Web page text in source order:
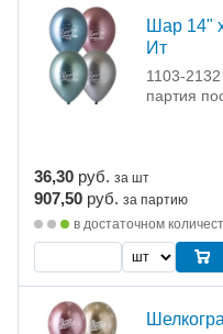
Шар 14"
Ит
1103-
партия
36,30 руб. за шт
907,50 руб. за партию
в достаточном